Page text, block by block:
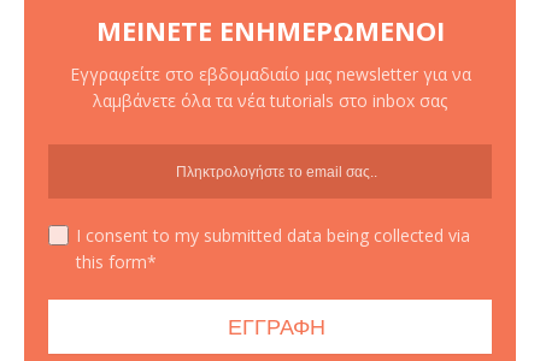
ΜΕΊΝΕΤΕ ΕΝΗΜΕΡΩΜΈΝΟΙ
Εγγραφείτε στο εβδομαδιαίο μας newsletter για να
λαμβάνετε όλα τα νέα tutorials στο inbox σας
I consent to my submitted data being collected via
this form*